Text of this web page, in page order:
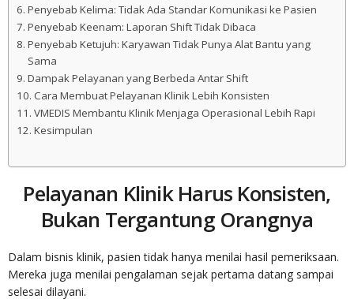
Penyebab Kelima: Tidak Ada Standar Komunikasi ke Pasien
Penyebab Keenam: Laporan Shift Tidak Dibaca
Penyebab Ketujuh: Karyawan Tidak Punya Alat Bantu yang
Sama
Dampak Pelayanan yang Berbeda Antar Shift
Cara Membuat Pelayanan Klinik Lebih Konsisten
VMEDIS Membantu Klinik Menjaga Operasional Lebih Rapi
Kesimpulan
Pelayanan Klinik Harus Konsisten,
Bukan Tergantung Orangnya
Dalam bisnis klinik, pasien tidak hanya menilai hasil pemeriksaan.
Mereka juga menilai pengalaman sejak pertama datang sampai
selesai dilayani.